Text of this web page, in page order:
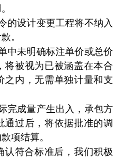
的设计变更工程将不纳入
。
中未明确标注单价或总价
将被视为已被涵盖在本合
之内，无需单独计量和支
完成量产生出入，承包方
通过后，将依据批准的调
项结算。
认符合标准后，我们积极